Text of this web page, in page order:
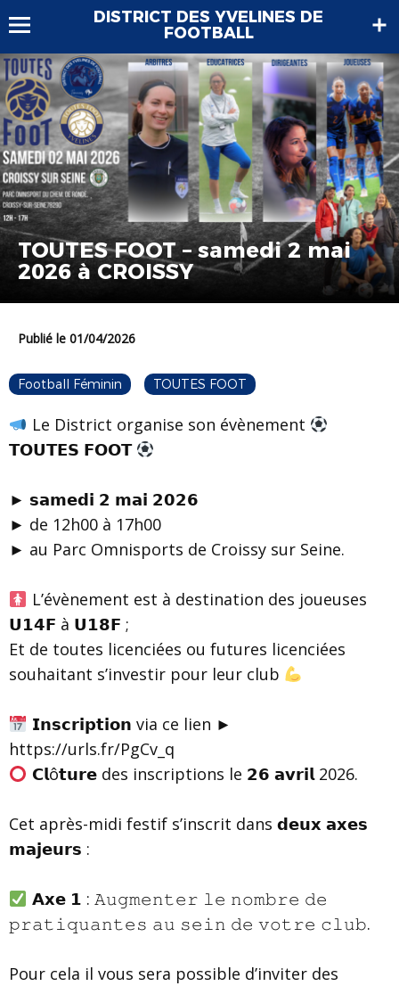
DISTRICT DES YVELINES DE
FOOTBALL
TOUTES FOOT – samedi 2 mai
2026 à CROISSY
Publié le 01/04/2026
Football Féminin TOUTES FOOT
Le District organise son évènement
𝗧𝗢𝗨𝗧𝗘𝗦 𝗙𝗢𝗢𝗧
► 𝘀𝗮𝗺𝗲𝗱𝗶 𝟮 𝗺𝗮𝗶 𝟮𝟬𝟮𝟲
► de 12h00 à 17h00
► au Parc Omnisports de Croissy sur Seine.
L’évènement est à destination des joueuses
𝗨𝟭𝟰𝗙 à 𝗨𝟭𝟴𝗙 ;
Et de toutes licenciées ou futures licenciées
souhaitant s’investir pour leur club
𝗜𝗻𝘀𝗰𝗿𝗶𝗽𝘁𝗶𝗼𝗻 via ce lien ►
https://urls.fr/PgCv_q
𝗖𝗹ô𝘁𝘂𝗿𝗲 des inscriptions le 𝟮𝟲 𝗮𝘃𝗿𝗶𝗹 2026.
Cet après-midi festif s’inscrit dans 𝗱𝗲𝘂𝘅 𝗮𝘅𝗲𝘀
𝗺𝗮𝗷𝗲𝘂𝗿𝘀 :
𝗔𝘅𝗲 𝟭 : 𝙰𝚞𝚐𝚖𝚎𝚗𝚝𝚎𝚛 𝚕𝚎 𝚗𝚘𝚖𝚋𝚛𝚎 𝚍𝚎
𝚙𝚛𝚊𝚝𝚒𝚚𝚞𝚊𝚗𝚝𝚎𝚜 𝚊𝚞 𝚜𝚎𝚒𝚗 𝚍𝚎 𝚟𝚘𝚝𝚛𝚎 𝚌𝚕𝚞𝚋.
Pour cela il vous sera possible d’inviter des